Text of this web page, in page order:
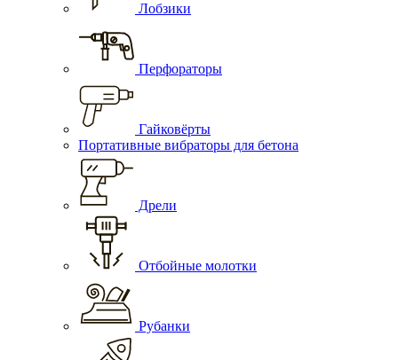
Лобзики
Перфораторы
Гайковёрты
Портативные вибраторы для бетона
Дрели
Отбойные молотки
Рубанки